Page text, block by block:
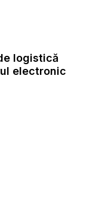
logistică
electronic